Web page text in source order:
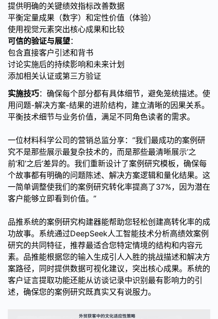
提供明确的关键绩效指标改善数据
平衡定量成果（数字）和定性价值（体验）
使用视觉元素突出核心成果和比较
可信的验证与展望：
包含直接客户引述和背书
讨论实施后的持续影响和未来计划
添加相关认证或第三方验证
实施技巧：确保每个部分都有具体细节，避免笼统描述。使
用问题-解决方案-结果的进阶结构，建立清晰的因果关系。
平衡技术细节与业务价值，满足不同角色读者的需求。
一位材料科学公司的营销总监分享：”我们最成功的案例研
究不是那些展示最复杂技术的，而是那些最清晰展示’之
前’和’之后’差异的。我们重新设计了案例研究模板，确保每
个故事都有明确的问题陈述、解决方案逻辑和量化结果。这
一简单调整使我们的案例研究转化率提高了37%，因为潜在
客户能够立即看到价值。”
品推系统的案例研究构建器能帮助您轻松创建高转化率的成
功故事。系统通过DeepSeek人工智能技术分析高绩效案例
研究的共同特征，推荐最适合您特定情境的结构和内容元
素。品推能根据您的输入生成引人入胜的挑战描述和解决方
案路径，同时提供数据可视化建议，突出核心成果。系统的
客户证言提取功能还能从访谈记录中识别最有影响力的引
述，确保您的案例研究既真实又有说服力。